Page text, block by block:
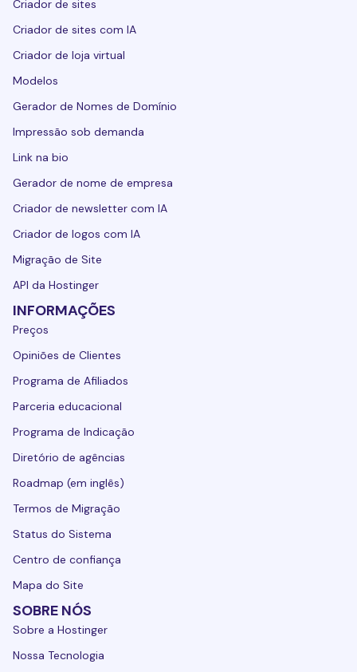
Criador de sites
Criador de sites com IA
Criador de loja virtual
Modelos
Gerador de Nomes de Domínio
Impressão sob demanda
Link na bio
Gerador de nome de empresa
Criador de newsletter com IA
Criador de logos com IA
Migração de Site
API da Hostinger
INFORMAÇÕES
Preços
Opiniões de Clientes
Programa de Afiliados
Parceria educacional
Programa de Indicação
Diretório de agências
Roadmap (em inglês)
Termos de Migração
Status do Sistema
Centro de confiança
Mapa do Site
SOBRE NÓS
Sobre a Hostinger
Nossa Tecnologia